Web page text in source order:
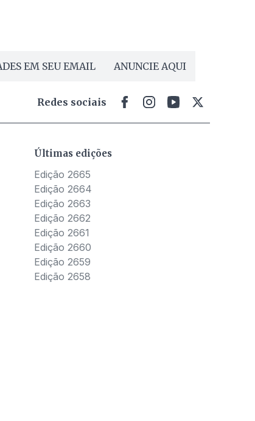
EM SEU EMAIL ANUNCIE AQUI
Redes sociais
Últimas edições
Edição 2665
Edição 2664
Edição 2663
Edição 2662
Edição 2661
Edição 2660
Edição 2659
Edição 2658